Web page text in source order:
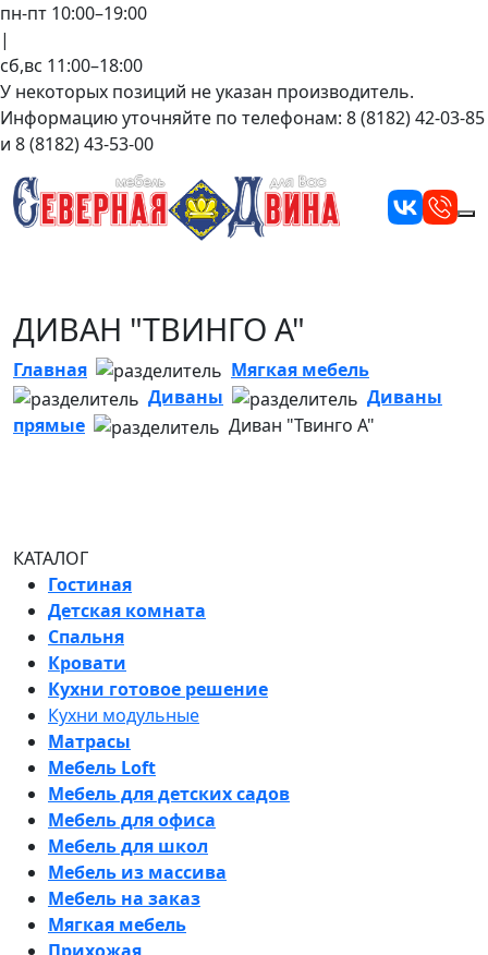
пн-пт 10:00–19:00
|
сб,вс 11:00–18:00
У некоторых позиций не указан производитель.
Информацию уточняйте по телефонам: 8 (8182) 42-03-85
и 8 (8182) 43-53-00
ДИВАН "ТВИНГО А"
Главная
Мягкая мебель
Диваны
Диваны
прямые
Диван "Твинго А"
КАТАЛОГ
Гостиная
Детская комната
Спальня
Кровати
Кухни готовое решение
Кухни модульные
Матрасы
Мебель Loft
Мебель для детских садов
Мебель для офиса
Мебель для школ
Мебель из массива
Мебель на заказ
Мягкая мебель